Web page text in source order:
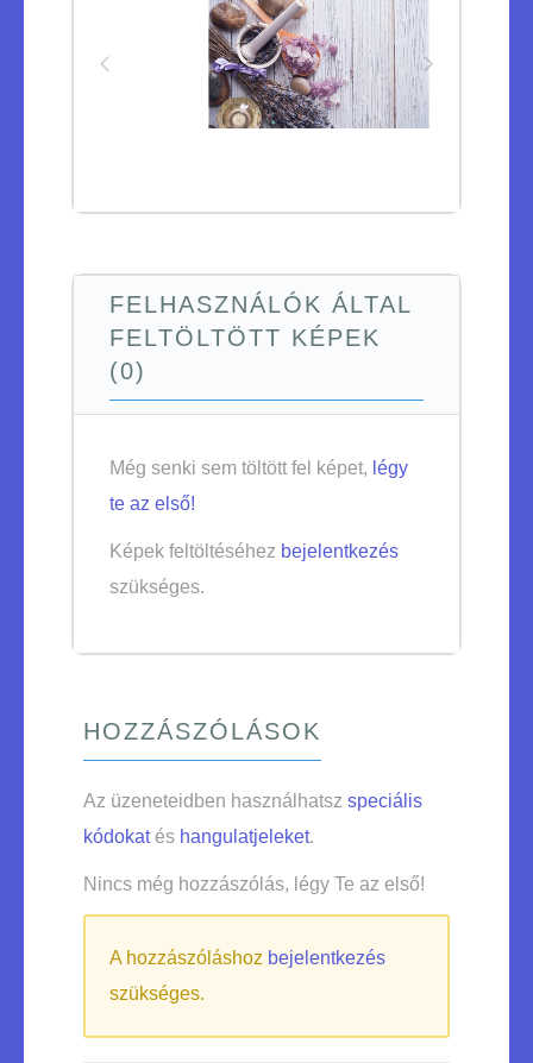
FELHASZNÁLÓK ÁLTAL
FELTÖLTÖTT KÉPEK
(0)
Még senki sem töltött fel képet, légy
te az első!
Képek feltöltéséhez bejelentkezés
szükséges.
HOZZÁSZÓLÁSOK
Az üzeneteidben használhatsz speciális
kódokatés hangulatjeleket.
Nincs még hozzászólás, légy Te az első!
A hozzászóláshoz bejelentkezés
szükséges.